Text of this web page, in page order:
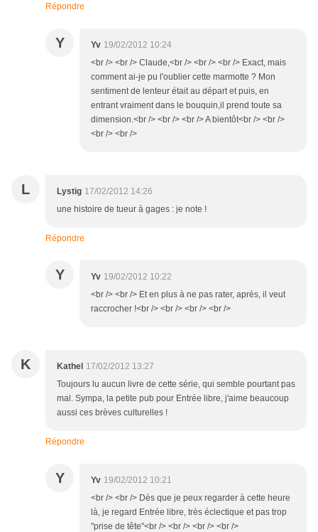
Répondre
Y Yv 19/02/2012 10:24
<br /> <br /> Claude,<br /> <br /> <br /> Exact, mais
comment ai-je pu l'oublier cette marmotte ? Mon
sentiment de lenteur était au départ et puis, en
entrant vraiment dans le bouquin,il prend toute sa
dimension.<br /> <br /> <br /> A bientôt<br /> <br />
<br /> <br />
L Lystig 17/02/2012 14:26
une histoire de tueur à gages : je note !
Répondre
Y Yv 19/02/2012 10:22
<br /> <br /> Et en plus à ne pas rater, après, il veut
raccrocher !<br /> <br /> <br /> <br />
K Kathel 17/02/2012 13:27
Toujours lu aucun livre de cette série, qui semble pourtant pas
mal. Sympa, la petite pub pour Entrée libre, j'aime beaucoup
aussi ces brèves culturelles !
Répondre
Y Yv 19/02/2012 10:21
<br /> <br /> Dès que je peux regarder à cette heure
là, je regard Entrée libre, très éclectique et pas trop
"prise de tête"<br /> <br /> <br /> <br />